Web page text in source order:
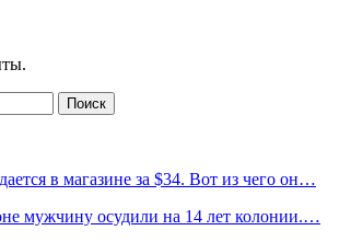
в магазине за $34. Вот из чего он…
мужчину осудили на 14 лет колонии.…